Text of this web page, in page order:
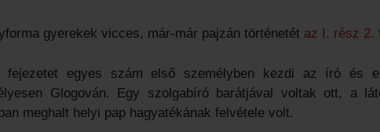
gyerekek vicces, már-már pajzán történetét az I. rész 2.
fejezetet egyes szám első személyben kezdi az író és
Glogován. Egy szolgabíró barátjával voltak ott, a
meghalt helyi pap hagyatékának felvétele volt.